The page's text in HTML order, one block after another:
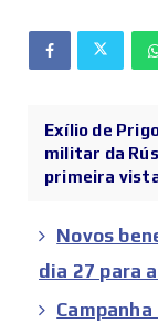
Exílio de
militar da
primeira
Novos
dia 27 para